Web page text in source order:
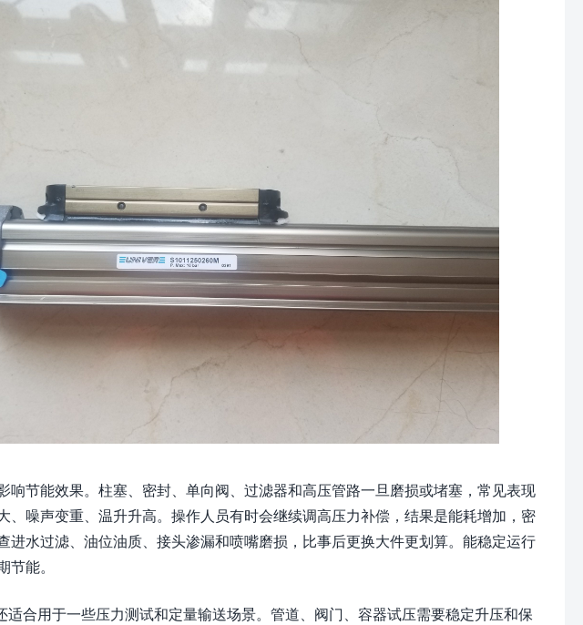
响节能效果。柱塞、密封、单向阀、过滤器和高压管路一旦磨损或堵塞，常见表现
、噪声变重、温升升高。操作人员有时会继续调高压力补偿，结果是能耗增加，密
进水过滤、油位油质、接头渗漏和喷嘴磨损，比事后更换大件更划算。能稳定运行
能。
适合用于一些压力测试和定量输送场景。管道、阀门、容器试压需要稳定升压和保